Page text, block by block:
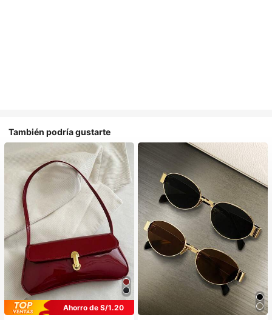
También podría gustarte
Ahorro de S/1.20